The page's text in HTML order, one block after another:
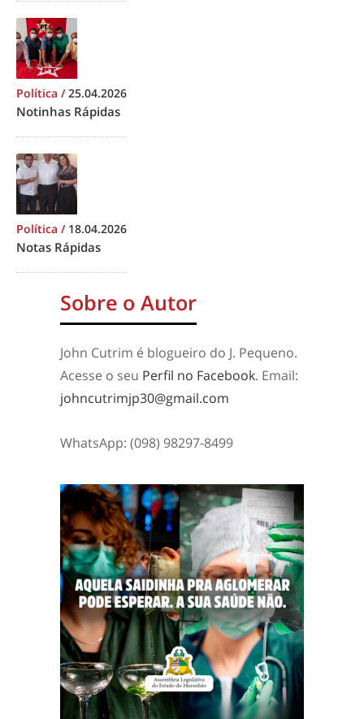
Política /25.04.2026
Notinhas Rápidas
Política / 18.04.2026
Notas Rápidas
Sobre o Autor
John Cutrim é blogueiro do J. Pequeno.
Acesse o seu Perfil no Facebook. Email:
johncutrimjp30@gmail.com
WhatsApp: (098) 98297-8499